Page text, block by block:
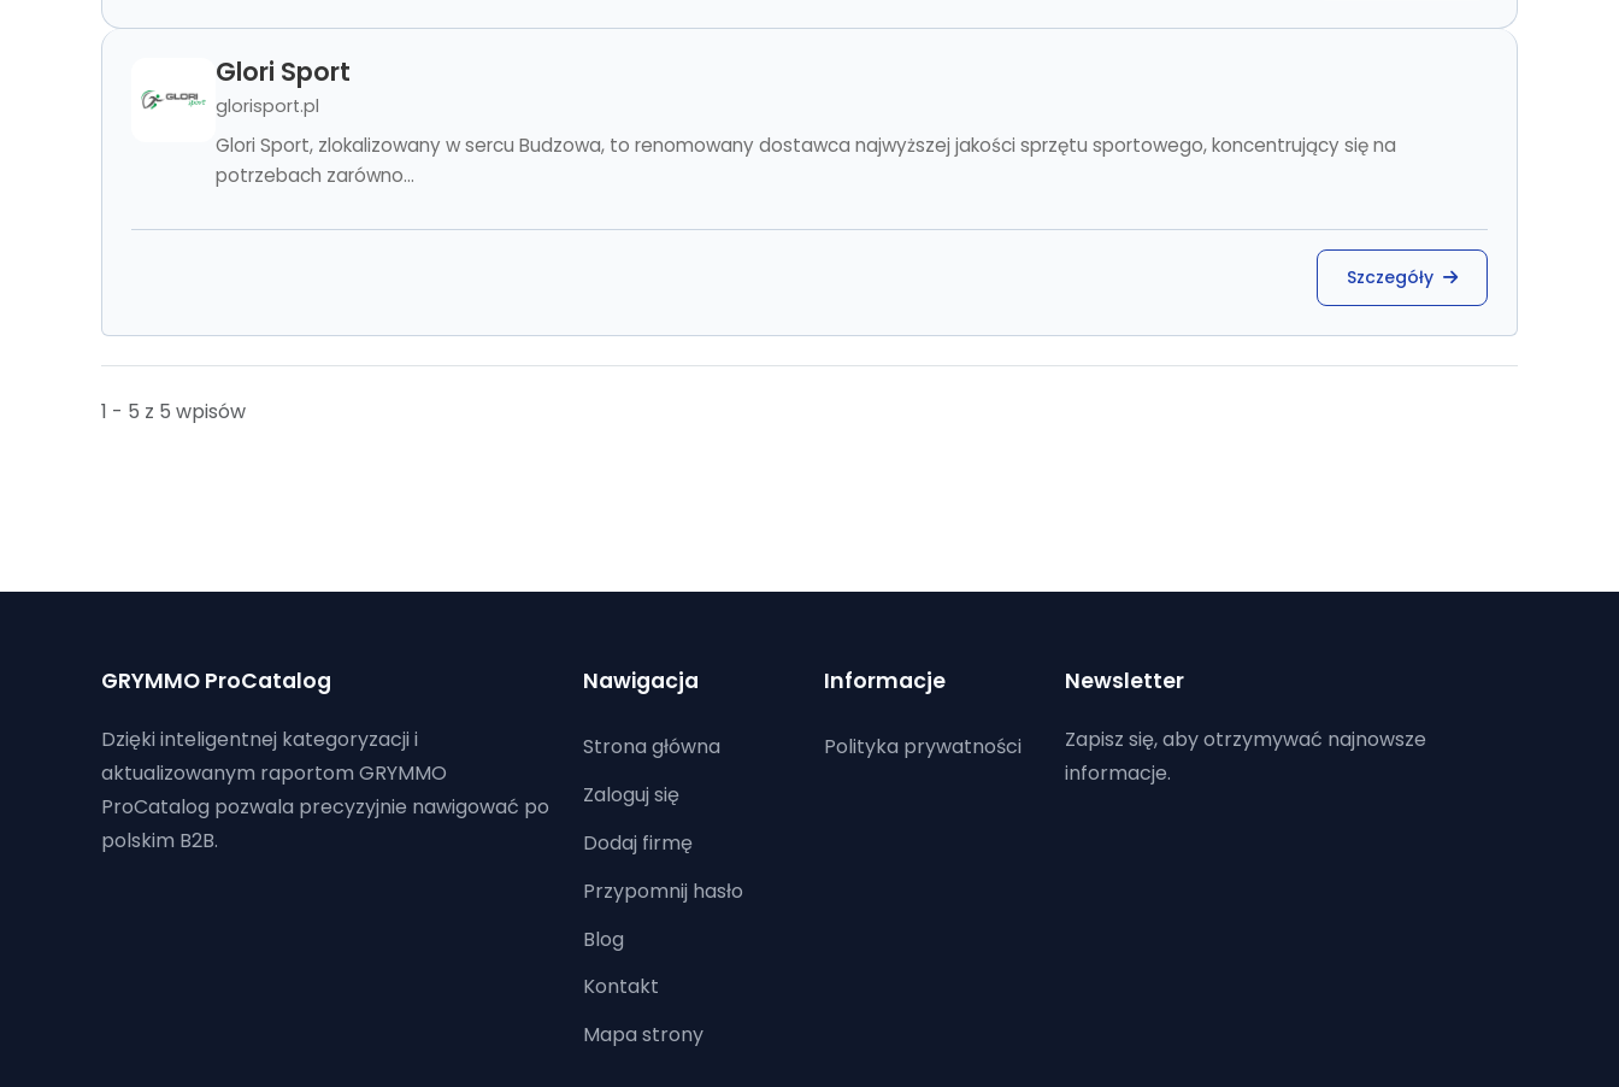
Glori Sport
glorisport.pl
Glori Sport, zlokalizowany w sercu Budzowa, to renomowany dostawca najwyższej jakości sprzętu sportowego, koncentrujący się na
potrzebach zarówno...
Szczegóły
1 - 5 z 5 wpisów
GRYMMO ProCatalog
Dzięki inteligentnej kategoryzacji i
aktualizowanym raportom GRYMMO
ProCatalog pozwala precyzyjnie nawigować po
polskim B2B.
Nawigacja
Strona główna
Zaloguj się
Dodaj firmę
Przypomnij hasło
Blog
Kontakt
Mapa strony
Informacje
Polityka prywatności
Newsletter
Zapisz się, aby otrzymywać najnowsze
informacje.